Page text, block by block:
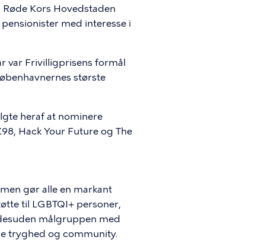
Kors Hovedstaden
med interesse i
var Frivilligprisens formål
største
heraf at nominere
Hack Your Future og The
gør alle en markant
til LGBTQI+ personer,
målgruppen med
tryghed og community.